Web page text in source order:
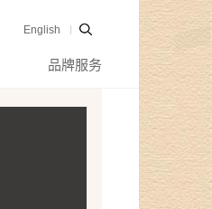
English
品牌服务